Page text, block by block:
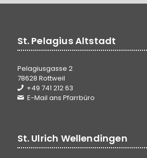
St. Pelagius Altstadt
Pelagiusgasse 2
78628 Rottweil
+49 741 212 63
E-Mail ans Pfarrbüro
St. Ulrich Wellendingen